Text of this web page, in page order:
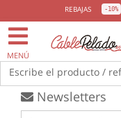
REBAJAS -10%
MENÚ
Escribe el producto /
ENVIOS GRATIS
Newsletters